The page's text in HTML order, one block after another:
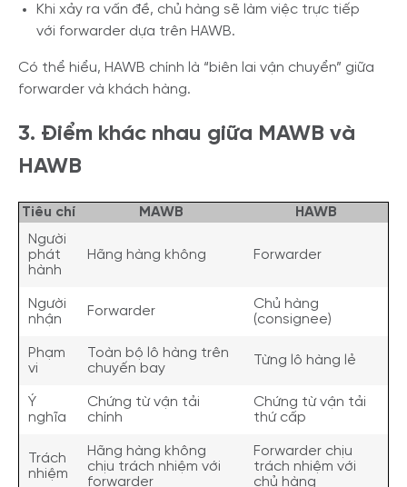
Khi xảy ra vấn đề, chủ hàng sẽ làm việc trực tiếp
với forwarder dựa trên HAWB.
Có thể hiểu, HAWB chính là “biên lai vận chuyển” giữa
forwarder và khách hàng.
3. Điểm khác nhau giữa MAWB và
HAWB
Tiêu chí MAWB
HAWB
Người
phát
hành
Hãng hàng không Forwarder
Người
nhận
Forwarder
Chủ hàng
(consignee)
Phạm
vi
Toàn bộ lô hàng trên
chuyến bay
Từng lô hàng lẻ
Ý
nghĩa
Chứng từ vận tải
chính
Chứng từ vận tải
thứ cấp
Trách
nhiệm
Hãng hàng không
chịu trách nhiệm với
forwarder
Forwarder chịu
trách nhiệm với
chủ hàng